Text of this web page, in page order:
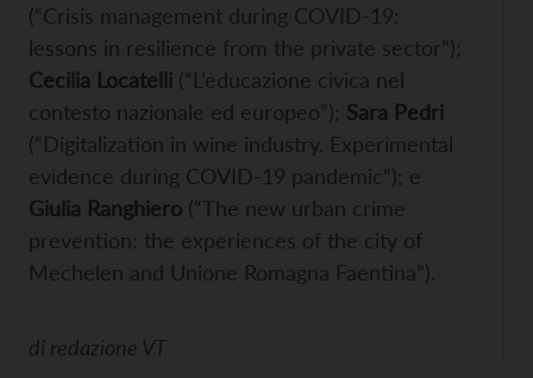
(“Crisis management during COVID-19:
lessons in resilience from the private sector”);
Cecilia Locatelli (“L’educazione civica nel
contesto nazionale ed europeo”); Sara Pedri
(“Digitalization in wine industry. Experimental
evidence during COVID-19 pandemic”); e
Giulia Ranghiero (“The new urban crime
prevention: the experiences of the city of
Mechelen and Unione Romagna Faentina”).
di redazione VT